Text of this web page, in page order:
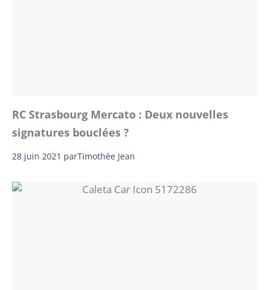
RC Strasbourg Mercato : Deux nouvelles
signatures bouclées ?
28 juin 2021 parTimothée Jean